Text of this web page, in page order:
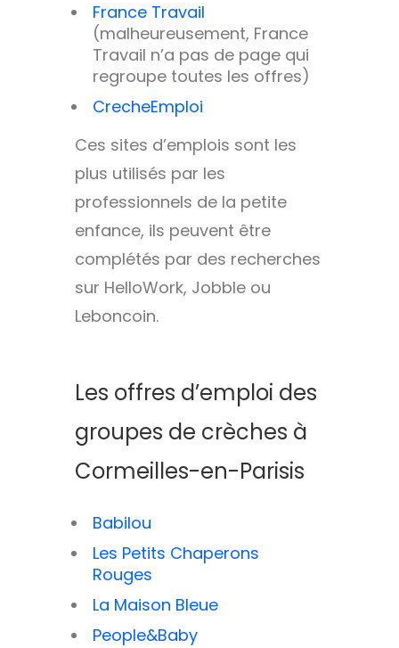
France Travail
(malheureusement, France
Travail n’a pas de page qui
regroupe toutes les offres)
CrecheEmploi
Ces sites d’emplois sont les
plus utilisés par les
professionnels de la petite
enfance, ils peuvent être
complétés par des recherches
sur HelloWork, Jobble ou
Leboncoin.
Les offres d’emploi des
groupes de crèches à
Cormeilles-en-Parisis
Babilou
Les Petits Chaperons
Rouges
La Maison Bleue
People&Baby